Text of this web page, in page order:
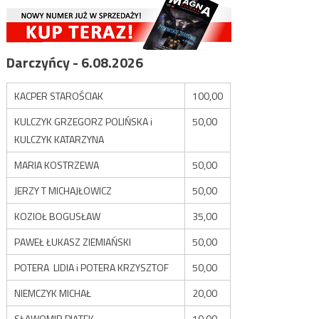
Darczyńcy - 6.08.2026
KACPER STAROŚCIAK
100,00
KULCZYK GRZEGORZ POLIŃSKA i
KULCZYK KATARZYNA
50,00
MARIA KOSTRZEWA
50,00
JERZY T MICHAJŁOWICZ
50,00
KOZIOŁ BOGUSŁAW
35,00
PAWEŁ ŁUKASZ ZIEMIAŃSKI
50,00
POTERA LIDIA i POTERA KRZYSZTOF
50,00
NIEMCZYK MICHAŁ
20,00